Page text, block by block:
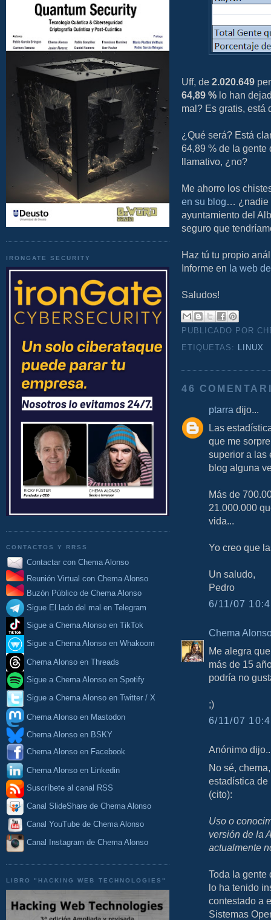
IRONGATE SECURITY
CONTACTOS Y RRSS
Contactar con Chema Alonso
Reunión Virtual con Chema Alonso
Buzón Público de Chema Alonso
Sigue El lado del mal en Telegram
Sigue a Chema Alonso en TikTok
Sigue a Chema Alonso en Whakoom
Chema Alonso en Threads
Sigue a Chema Alonso en Spotify
Sigue a Chema Alonso en Twitter / X
Chema Alonso en Mastodon
Chema Alonso en BSKY
Chema Alonso en Facebook
Chema Alonso en Linkedin
Suscríbete al canal RSS
Canal SlideShare de Chema Alonso
Canal YouTube de Chema Alonso
Canal Instagram de Chema Alonso
LIBRO "HACKING WEB TECHNOLOGIES"
Uff, de 2.020.649
64,89 % lo han
mal? Es gratis,
¿Qué será? Está
64,89 % de la gente
llamativo, ¿no?
Me ahorro los
en su blog… ¿nadie
ayuntamiento del
seguro que
Haz tú tu propio
Informe en la web
Saludos!
PUBLICADO POR
ETIQUETAS:
LINUX
46
ptarra dijo...
Las
que me
superior a las
blog alguna
Más de
21.000.000
vida...
Yo creo que
Un saludo,
Pedro
6/11/07
Chema
Me alegra
más de 15
podría no
;)
6/11/07
Anónimo
No sé,
estadística de
(cito):
Uso o
versión de la
actualmente
Toda la gente
lo ha tenido
contestado a
Sistemas